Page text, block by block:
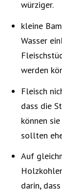
würziger.
kleine
Wasser
werden
Fleisch
dass die
können
sollten
Auf
darin,